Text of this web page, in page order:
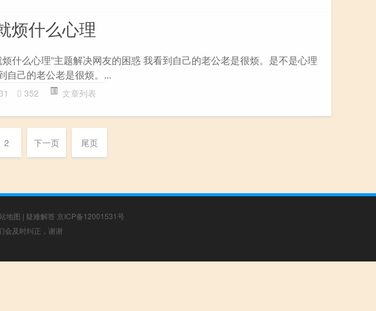
烦什么心理
什么心理”主题解决网友的困惑 我看到自己的老公老是很烦。是不是心理
自己的老公老是很烦。...
352 文章列表
2 下一页 尾页
地图 | 疑难解答 京ICP备12001531号
会及时纠正，谢谢